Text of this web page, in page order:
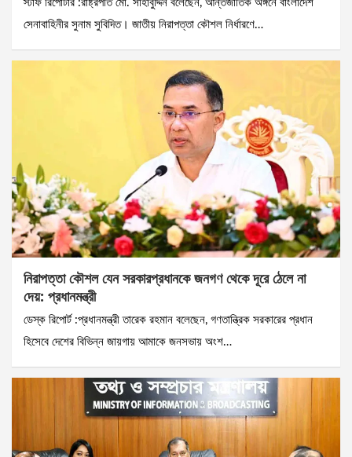
স্টাফ রিপোর্টার :রাষ্ট্রপতি মো. সাহাবুদ্দিন বলেছেন, আন্তর্জাতিক অঙ্গনে বাংলাদেশ
সেনাবাহিনীর সুনাম সুবিদিত। জাতীয় নিরাপত্তা কৌশল নির্ধারণে…
নিরাপত্তা কৌশল যেন সরকারপ্রধানকে জনগণ থেকে দূরে ঠেলে না
দেয়: প্রধানমন্ত্রী
ডেস্ক রিপোর্ট :প্রধানমন্ত্রী তারেক রহমান বলেছেন, গণতান্ত্রিক সরকারের প্রধান
হিসেবে দেশের বিভিন্ন জায়গায় আমাকে জনসভায় অংশ…